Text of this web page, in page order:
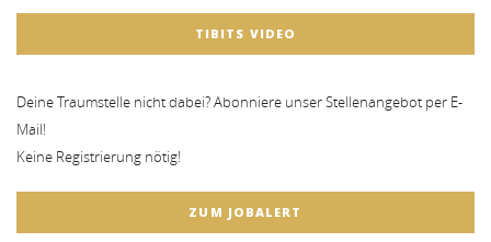
TIBITS VIDEO
Deine Traumstelle nicht dabei? Abonniere unser Stellenangebot per E-
Mail!
Keine Registrierung nötig!
ZUM JOBALERT